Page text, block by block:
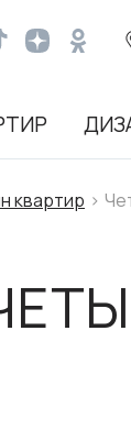
квартир